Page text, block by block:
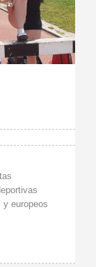
y europeos